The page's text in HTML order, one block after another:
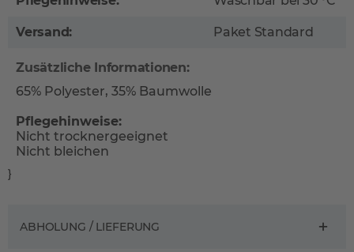
Versand: Paket Standard
Zusätzliche Informationen:
65% Polyester, 35% Baumwolle
Pflegehinweise:
Nicht trocknergeeignet
Nicht bleichen
}
ABHOLUNG / LIEFERUNG